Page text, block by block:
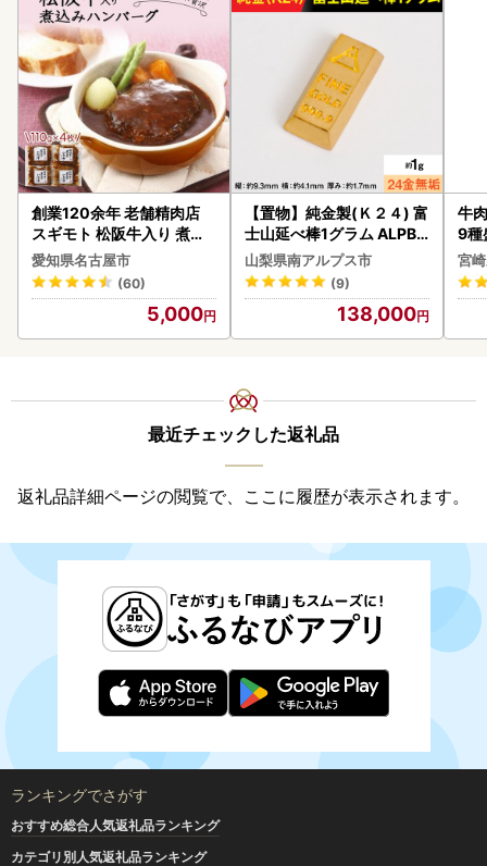
創業120余年 老舗精肉店
スギモト 松阪牛入り 煮込
み ハンバーグ 110g×4枚
惣菜 お取り寄せ グルメ ハ
ンバーグ 冷凍
愛知県名古屋市
(60)
5,000
【置物】純金製(Ｋ２４) 富
士山延べ棒1グラム ALPBK
180
山梨県南アルプス市
(9)
138,000
牛
9種
-
シ!!
宮
最近チェックした返礼品
返礼品詳細ページの閲覧で、ここに履歴が表示されます。
ランキングでさがす
おすすめ総合人気返礼品ランキング
カテゴリ別人気返礼品ランキング